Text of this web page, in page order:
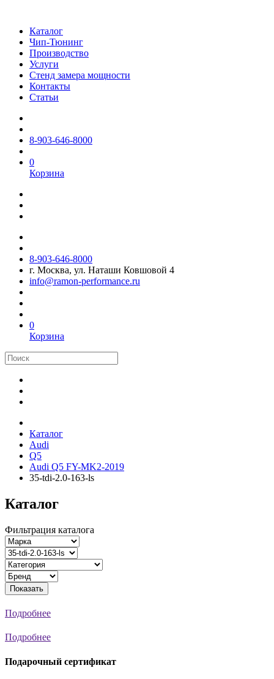
Каталог
Чип-Тюнинг
Производство
Услуги
Стенд замера мощности
Контакты
Статьи
8-903-646-8000
0
Корзина
8-903-646-8000
г. Москва, ул. Наташи Ковшовой 4
info@ramon-performance.ru
0
Корзина
Каталог
Audi
Q5
Audi Q5 FY-MK2-2019
35-tdi-2.0-163-ls
Каталог
Фильтрация каталога
Показать
Подробнее
Подробнее
Подарочный сертификат